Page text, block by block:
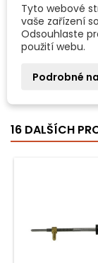
POPIS
16 DALŠÍCH
Tyto webové
vaše zařízení
Odsouhlaste
použití webu.
Podrobné